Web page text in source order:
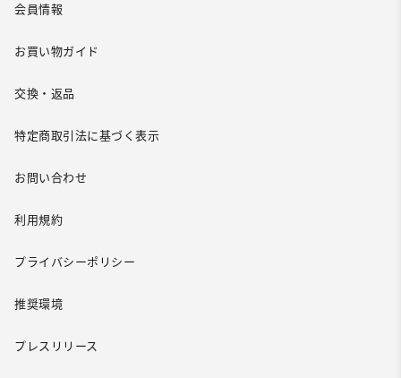
会員情報
お買い物ガイド
交換・返品
特定商取引法に基づく表示
お問い合わせ
利用規約
プライバシーポリシー
推奨環境
プレスリリース